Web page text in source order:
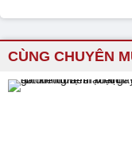
CÙNG CHUYÊN